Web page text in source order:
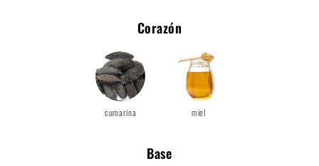
Corazón
cumarina miel
Base